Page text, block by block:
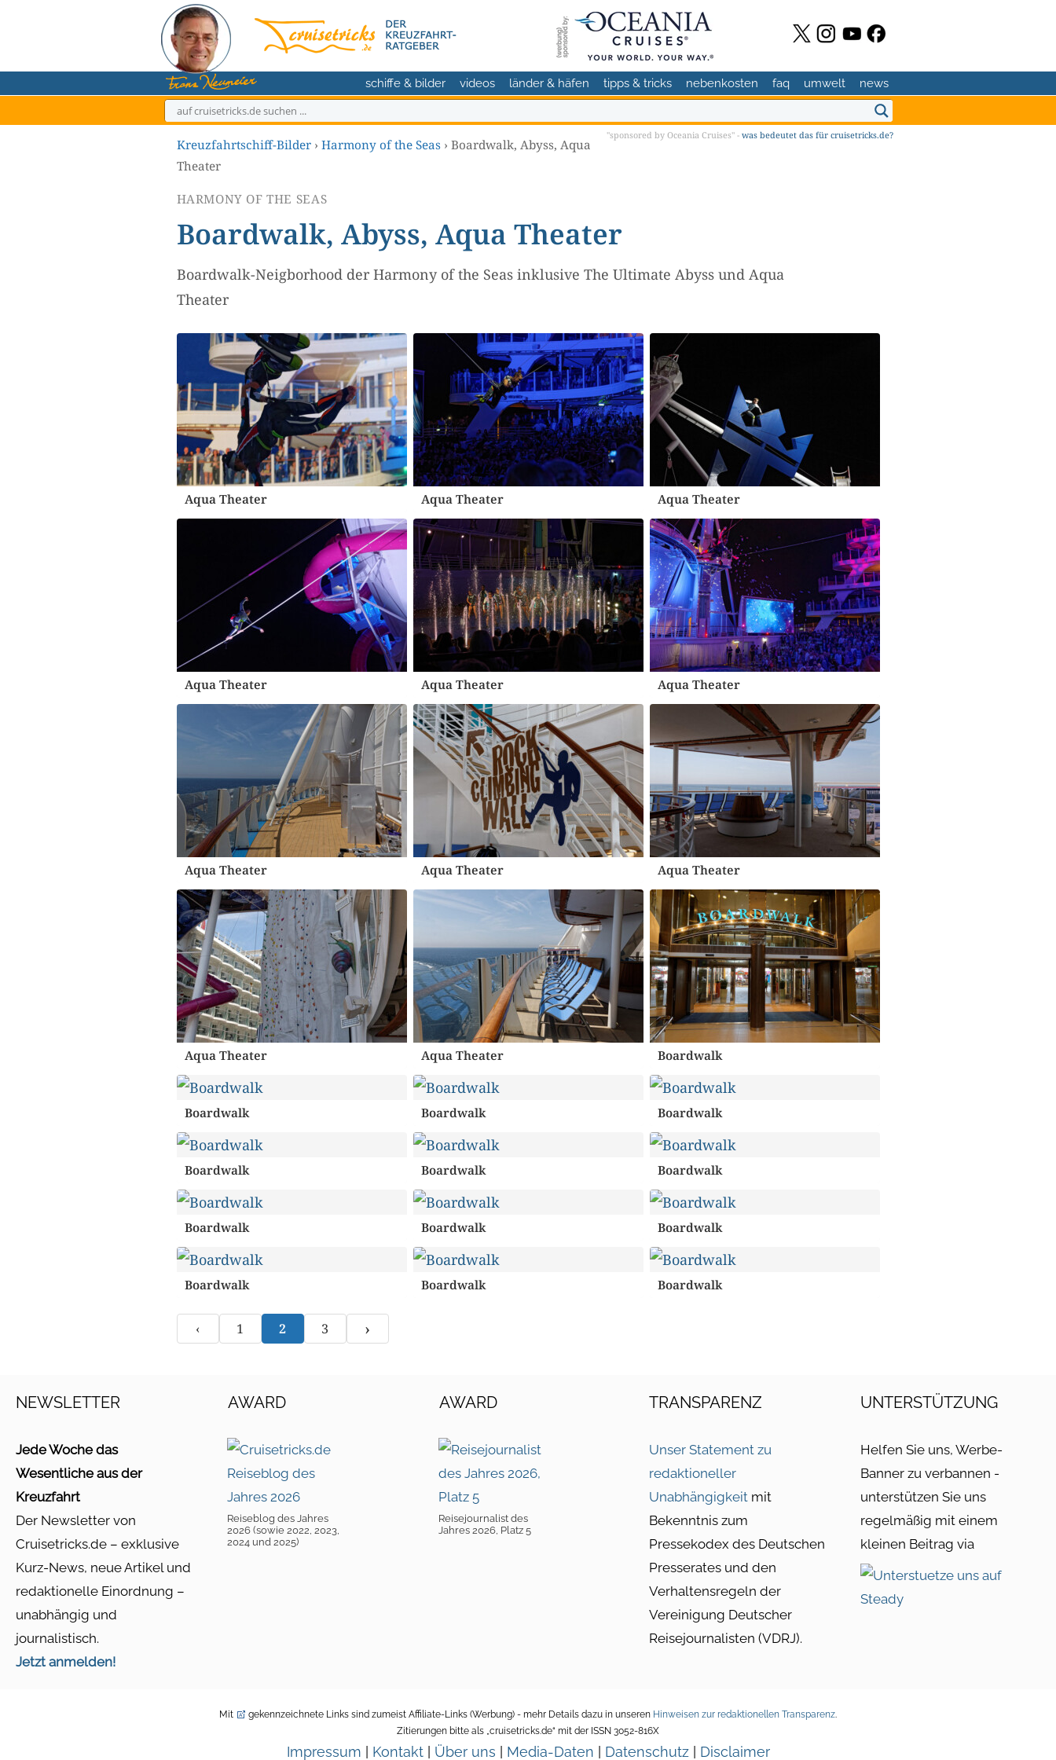
schiffe & bilder videos länder & häfen tipps & tricks nebenkosten faq umwelt news
"sponsored by Oceania Cruises" - was bedeutet das für cruisetricks.de?
Kreuzfahrtschiff-Bilder › Harmony of the Seas › Boardwalk, Abyss, Aqua
Theater
HARMONY OF THE SEAS
Boardwalk, Abyss, Aqua Theater
Boardwalk-Neigborhood der Harmony of the Seas inklusive The Ultimate Abyss und Aqua
Theater
Aqua Theater Aqua Theater Aqua Theater
Aqua Theater Aqua Theater Aqua Theater
Aqua Theater Aqua Theater Aqua Theater
Aqua Theater Aqua Theater Boardwalk
Boardwalk Boardwalk Boardwalk
Boardwalk Boardwalk Boardwalk
Boardwalk Boardwalk Boardwalk
Boardwalk Boardwalk Boardwalk
‹ 1 2 3 ›
NEWSLETTER
Jede Woche das
Wesentliche aus der
Kreuzfahrt
Der Newsletter von
Cruisetricks.de – exklusive
Kurz-News, neue Artikel und
redaktionelle Einordnung –
unabhängig und
journalistisch.
Jetzt anmelden!
AWARD
Reiseblog des Jahres
2026 (sowie 2022, 2023,
2024 und 2025)
AWARD
Reisejournalist des
Jahres 2026, Platz 5
TRANSPARENZ
Unser Statement zu
redaktioneller
Unabhängigkeit mit
Bekenntnis zum
Pressekodex des Deutschen
Presserates und den
Verhaltensregeln der
Vereinigung Deutscher
Reisejournalisten (VDRJ).
UNTERSTÜTZUNG
Helfen Sie uns, Werbe-
Banner zu verbannen -
unterstützen Sie uns
regelmäßig mit einem
kleinen Beitrag via
Mit gekennzeichnete Links sind zumeist Affiliate-Links (Werbung) - mehr Details dazu in unseren Hinweisen zur redaktionellen Transparenz.
Zitierungen bitte als „cruisetricks.de“ mit der ISSN 3052-816X
Impressum Kontakt| Über uns Media-Daten Datenschutz| Disclaimer